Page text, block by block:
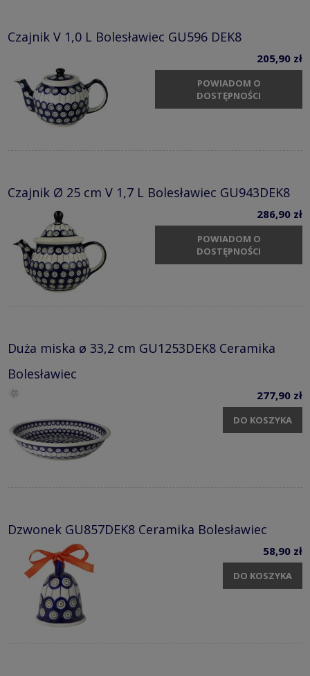
Czajnik V 1,0 L Bolesławiec GU596 DEK8
205,90 zł
POWIADOM O
DOSTĘPNOŚCI
Czajnik Ø 25 cm V 1,7 L Bolesławiec GU943DEK8
286,90 zł
POWIADOM O
DOSTĘPNOŚCI
Duża miska ø 33,2 cm GU1253DEK8 Ceramika
Bolesławiec
277,90 zł
DO KOSZYKA
Dzwonek GU857DEK8 Ceramika Bolesławiec
58,90 zł
DO KOSZYKA